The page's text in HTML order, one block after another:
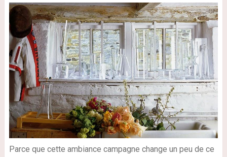
Parce que cette ambiance campagne change un peu de ce